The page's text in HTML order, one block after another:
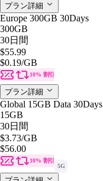
プラン詳細
Europe 300GB 30Days
300GB
30日間
$55.99
$0.19/GB
10% 割引
プラン詳細
Global 15GB Data 30Days
15GB
30日間
$3.73/GB
$56.00
10% 割引
5G